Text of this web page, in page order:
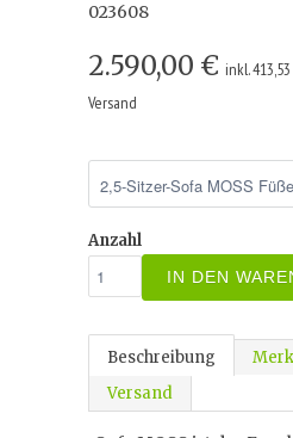
023608
2.590,00 € inkl.
Versand
Anzahl
IN DEN
Beschreibung
Versand